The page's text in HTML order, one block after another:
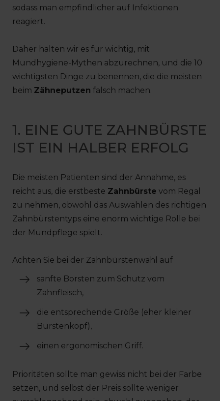
sodass man empfindlicher auf Infektionen
reagiert.
Daher halten wir es für wichtig, mit
Mundhygiene-Mythen abzurechnen, und die 10
wichtigsten Dinge zu benennen, die die meisten
beim Zähneputzen falsch machen.
1. EINE GUTE ZAHNBÜRSTE
IST EIN HALBER ERFOLG
Die meisten Patienten sind der Annahme, es
reicht aus, die erstbeste Zahnbürste vom Regal
zu nehmen, obwohl das Auswählen des richtigen
Zahnbürstentyps eine enorm wichtige Rolle bei
der Mundpflege spielt.
Achten Sie bei der Zahnbürstenwahl auf
sanfte Borsten zum Schutz vom
Zahnfleisch,
die entsprechende Größe (eher kleiner
Bürstenkopf),
einen ergonomischen Griff.
Prioritäten sollte man gewiss nicht bei der Farbe
setzen, und selbst der Preis sollte weniger